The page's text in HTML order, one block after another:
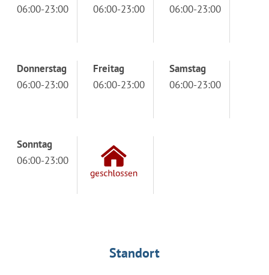
06:00-23:00
06:00-23:00
06:00-23:00
Donnerstag
06:00-23:00
Freitag
06:00-23:00
Samstag
06:00-23:00
Sonntag
06:00-23:00
Standort